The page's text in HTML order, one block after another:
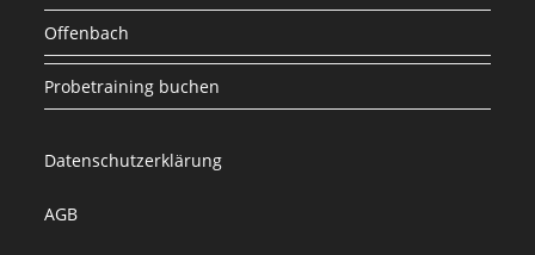
Offenbach
Probetraining buchen
Datenschutzerklärung
AGB